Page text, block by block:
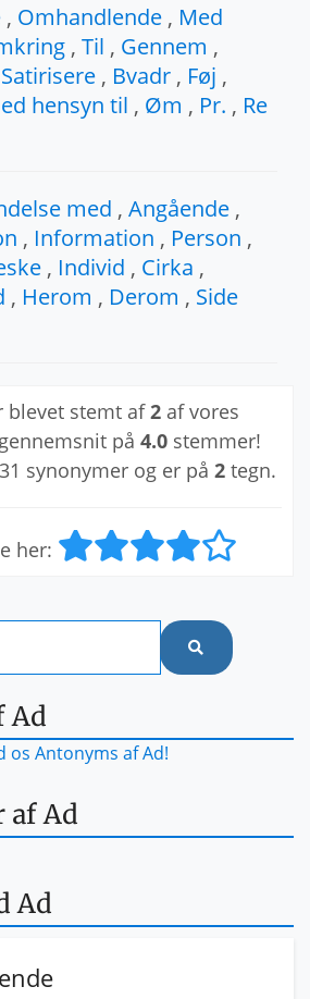
, Omhandlende , Med
, Til , Gennem ,
Satirisere , Bvadr , Føj ,
hensyn til , Øm , Pr. , Re
med , Angående ,
, Information , Person ,
, Individ , Cirka ,
, Herom , Derom , Side
blevet stemt af2 af vores
på 4.0 stemmer!
synonymer og er på 2 tegn.
her:
Ad
os Antonyms af Ad!
af Ad
Ad